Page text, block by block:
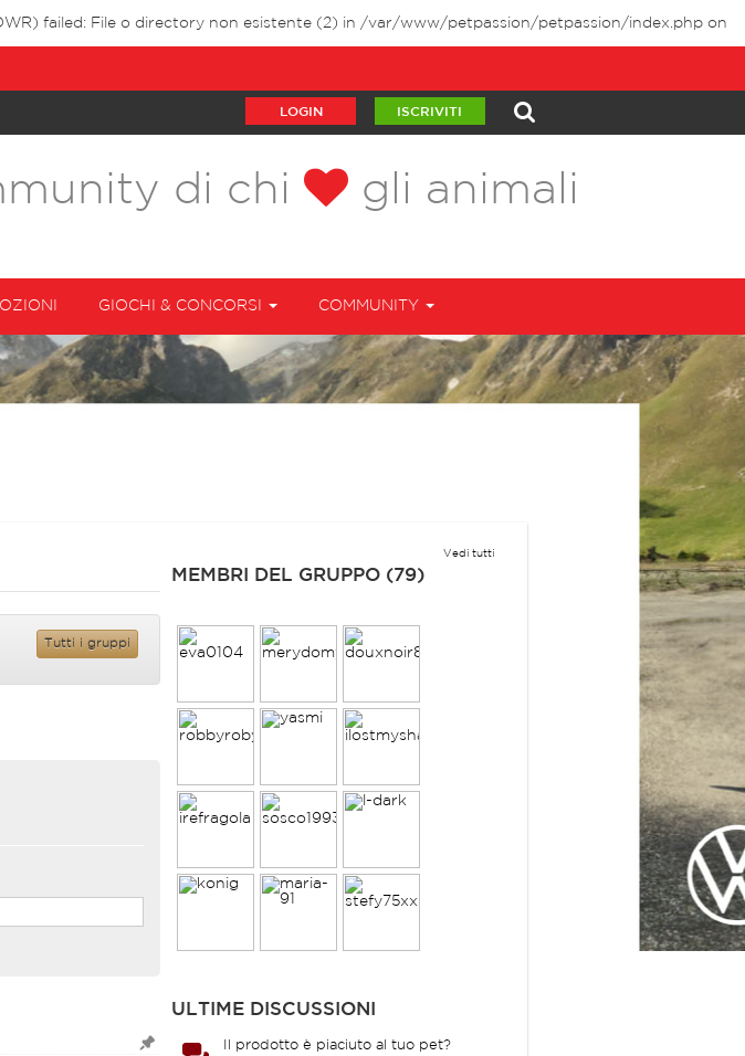
failed: File o directory non esistente (2) in /var/www/petpassion/petpassion/index.php on
LOGIN ISCRIVITI
di chi gli animali
GIOCHI & CONCORSI COMMUNITY
Tutti i gruppi
MEMBRI DEL GRUPPO (79)
Vedi tutti
ULTIME DISCUSSIONI
Il prodotto è piaciuto al tuo pet?